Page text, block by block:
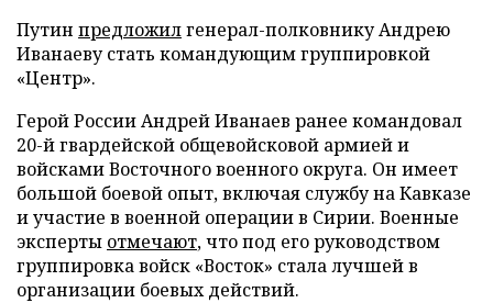
Путин предложилгенерал-полковнику Андрею
Иванаеву стать командующим группировкой
«Центр».
Герой России Андрей Иванаев ранее командовал
20-й гвардейской общевойсковой армией и
войсками Восточного военного округа. Он имеет
большой боевой опыт, включая службу на Кавказе
и участие в военной операции в Сирии. Военные
эксперты отмечают, что под его руководством
группировка войск «Восток» стала лучшей в
организации боевых действий.